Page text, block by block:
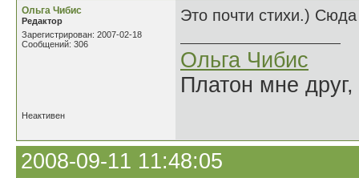
Ольга Чибис
Редактор
Зарегистрирован: 2007-02-18
Сообщений: 306
Это почти стихи.)
Ольга Чибис
Платон мне
Неактивен
2008-09-11 11:48:05